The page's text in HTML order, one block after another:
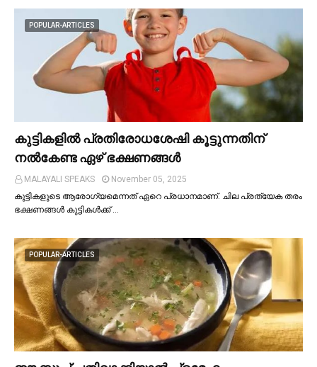
POPULAR-ARTICLES
കുട്ടികളില്‍ പ്രതിരോധശേഷി കൂട്ടുന്നതിന്
നല്‍കേണ്ട ഏഴ് ഭക്ഷണങ്ങള്‍
MALAYALI SPEAKS
November 05, 2025
കുട്ടികളുടെ ആരോഗ്യമെന്നത് ഏറെ പ്രധാനമാണ്. ചില പ്രത്യേക തരം
ഭക്ഷണങ്ങള്‍ കുട്ടികള്‍ക്ക് …
POPULAR-ARTICLES